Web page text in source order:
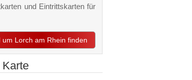
und Eintrittskarten für
um Lorch am Rhein finden